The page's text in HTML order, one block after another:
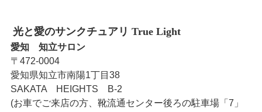
光と愛のサンクチュアリ True Light
愛知 知立サロン
〒472-0004
愛知県知立市南陽1丁目38
SAKATA HEIGHTS B-2
(お車でご来店の方、靴流通センター後ろの駐車場「7」